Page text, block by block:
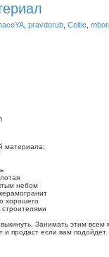
pravdorub Celtic
материала:
небом
хорошего
Занимать этим всем
и продаст если вам